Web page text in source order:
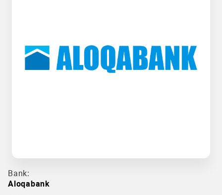
Bank:
Aloqabank